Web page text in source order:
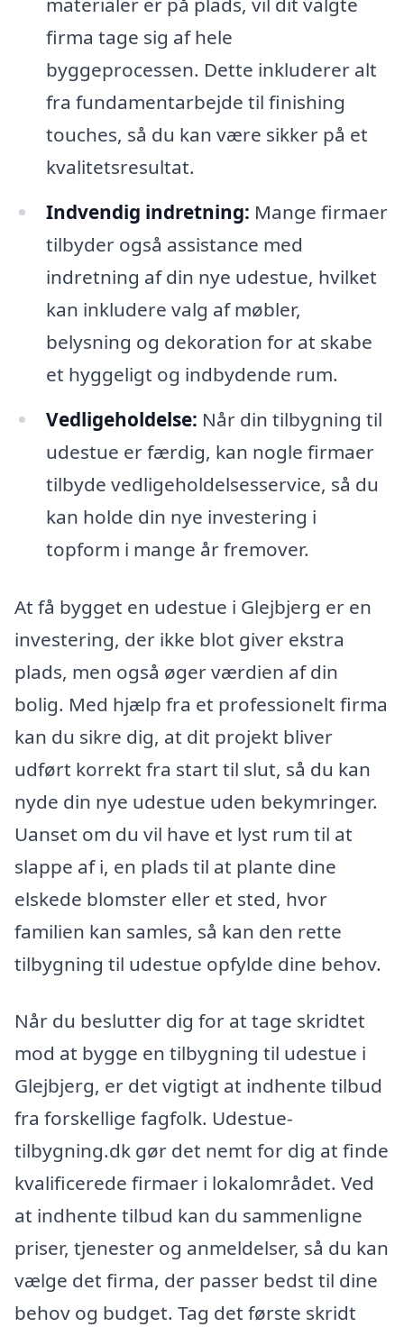
firma tage sig af hele
byggeprocessen. Dette inkluderer alt
fra fundamentarbejde til finishing
touches, så du kan være sikker på et
kvalitetsresultat.
Indvendig indretning: Mange firmaer
tilbyder også assistance med
indretning af din nye udestue, hvilket
kan inkludere valg af møbler,
belysning og dekoration for at skabe
et hyggeligt og indbydende rum.
Vedligeholdelse: Når din tilbygning til
udestue er færdig, kan nogle firmaer
tilbyde vedligeholdelsesservice, så du
kan holde din nye investering i
topform i mange år fremover.
At få bygget en udestue i Glejbjerg er en
investering, der ikke blot giver ekstra
plads, men også øger værdien af din
bolig. Med hjælp fra et professionelt firma
kan du sikre dig, at dit projekt bliver
udført korrekt fra start til slut, så du kan
nyde din nye udestue uden bekymringer.
Uanset om du vil have et lyst rum til at
slappe af i, en plads til at plante dine
elskede blomster eller et sted, hvor
familien kan samles, så kan den rette
tilbygning til udestue opfylde dine behov.
Når du beslutter dig for at tage skridtet
mod at bygge en tilbygning til udestue i
Glejbjerg, er det vigtigt at indhente tilbud
fra forskellige fagfolk. Udestue-
tilbygning.dk gør det nemt for dig at finde
kvalificerede firmaer i lokalområdet. Ved
at indhente tilbud kan du sammenligne
priser, tjenester og anmeldelser, så du kan
vælge det firma, der passer bedst til dine
behov og budget. Tag det første skridt